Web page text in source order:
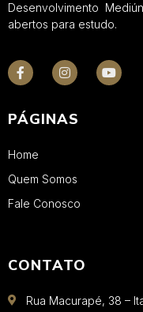
Desenvolvimento
abertos para estudo.
PÁGINAS
Home
Quem Somos
Fale Conosco
CONTATO
Rua Macurapé, 38 –